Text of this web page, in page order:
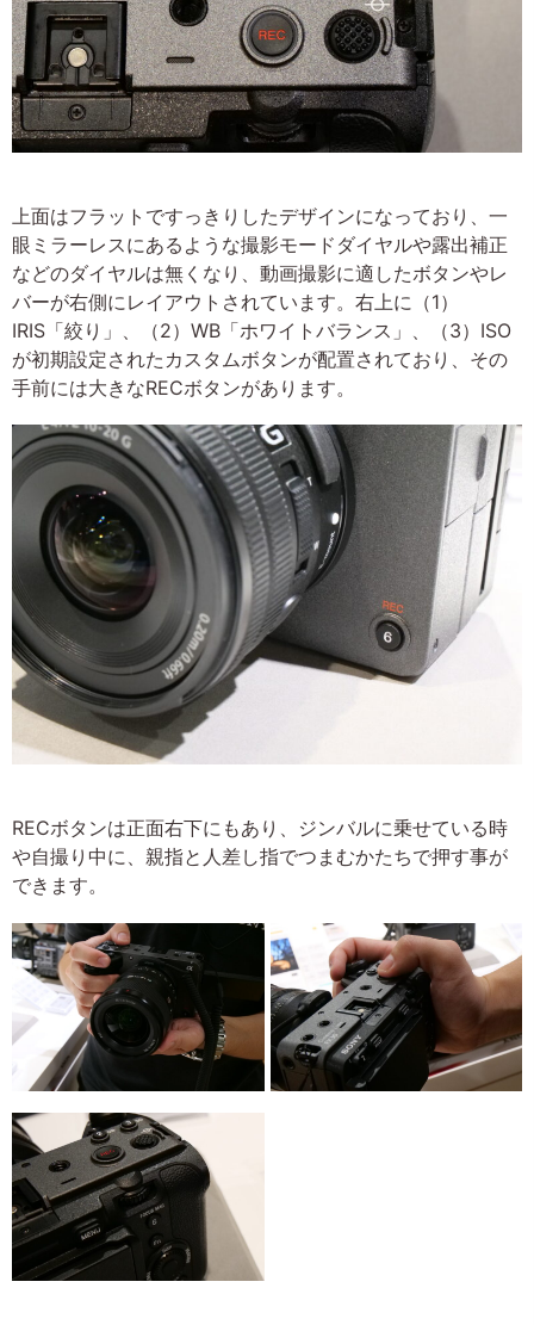
上面はフラットですっきりしたデザインになっており、一
眼ミラーレスにあるような撮影モードダイヤルや露出補正
などのダイヤルは無くなり、動画撮影に適したボタンやレ
バーが右側にレイアウトされています。右上に（1）
IRIS「絞り」、（2）WB「ホワイトバランス」、（3）ISO
が初期設定されたカスタムボタンが配置されており、その
手前には大きなRECボタンがあります。
RECボタンは正面右下にもあり、ジンバルに乗せている時
や自撮り中に、親指と人差し指でつまむかたちで押す事が
できます。